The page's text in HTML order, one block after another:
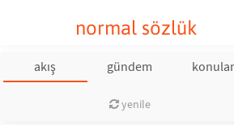
normal sözlük
akış gündem konular
yenile